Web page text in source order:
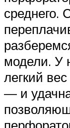
среднего.
модели. У
легкий
— и